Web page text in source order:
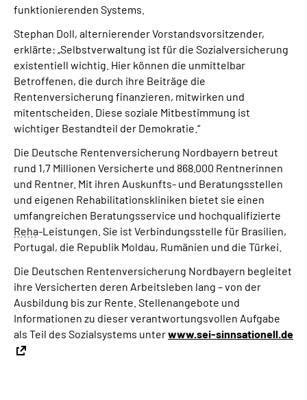
funktionierenden Systems.
Stephan Doll, alternierender Vorstandsvorsitzender,
erklärte: „Selbstverwaltung ist für die Sozialversicherung
existentiell wichtig. Hier können die unmittelbar
Betroffenen, die durch ihre Beiträge die
Rentenversicherung finanzieren, mitwirken und
mitentscheiden. Diese soziale Mitbestimmung ist
wichtiger Bestandteil der Demokratie.“
Die Deutsche Rentenversicherung Nordbayern betreut
rund 1,7 Millionen Versicherte und 868.000 Rentnerinnen
und Rentner. Mit ihren Auskunfts- und Beratungsstellen
und eigenen Rehabilitationskliniken bietet sie einen
umfangreichen Beratungsservice und hochqualifizierte
Reha-Leistungen. Sie ist Verbindungsstelle für Brasilien,
Portugal, die Republik Moldau, Rumänien und die Türkei.
Die Deutschen Rentenversicherung Nordbayern begleitet
ihre Versicherten deren Arbeitsleben lang – von der
Ausbildung bis zur Rente. Stellenangebote und
Informationen zu dieser verantwortungsvollen Aufgabe
als Teil des Sozialsystems unterwww.sei-sinnsationell.de